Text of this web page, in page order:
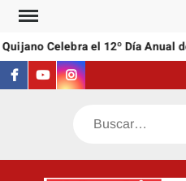
Saltar
contenidoCelebra el 12º Día Anual
Facebook
YoutubeInstagram
Buscar